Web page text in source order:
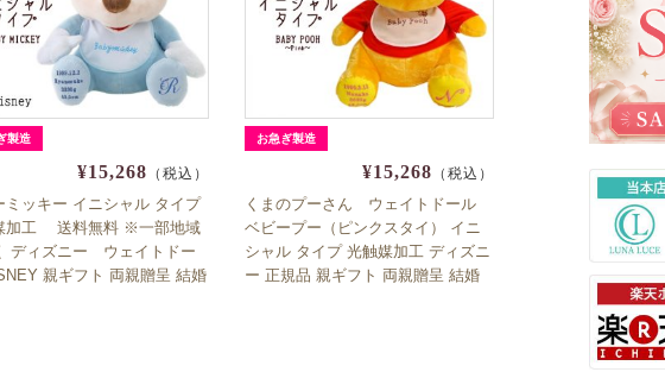
製造
¥15,268 （税込）
ミッキー イニシャル タイプ
加工 送料無料 ※一部地域
ディズニー ウェイトドー
親ギフト 両親贈呈 結婚
お急ぎ製造
¥15,268 （税込）
くまのプーさん ウェイトドール
ベビープー（ピンクスタイ） イニ
シャル タイプ 光触媒加工 ディズニ
ー 正規品 親ギフト 両親贈呈 結婚